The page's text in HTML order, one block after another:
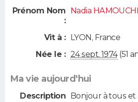
Prénom Nom
:
Nadia
Vit à : LYON, France
Née le : 24 sept. 1974(51
Ma vie aujourd'hui
Description Bonjour à tous et